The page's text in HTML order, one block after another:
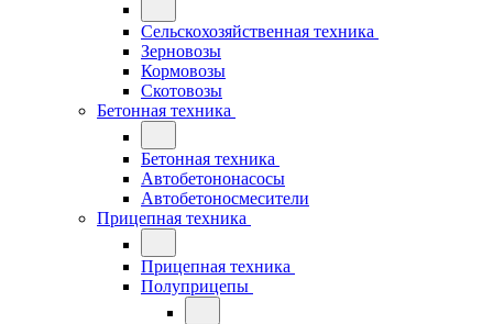
Сельскохозяйственная техника
Зерновозы
Кормовозы
Скотовозы
Бетонная техника
Бетонная техника
Автобетононасосы
Автобетоносмесители
Прицепная техника
Прицепная техника
Полуприцепы